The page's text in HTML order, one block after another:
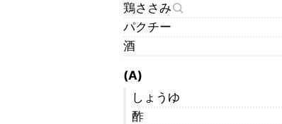
鶏ささみ
パクチー
酒
(A)
しょうゆ
酢